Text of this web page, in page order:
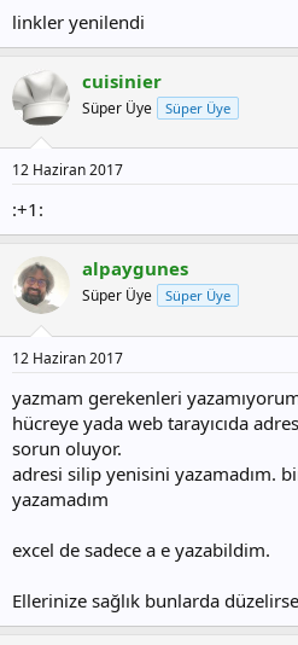
linkler yenilendi
cuisinier
Süper Üye Süper Üye
12 Haziran 2017
:+1:
alpaygunes
Süper Üye Süper Üye
12 Haziran 2017
yazmam gerekenleri
hücreye yada web tarayıcıda
sorun oluyor.
adresi silip yenisini yazamadım.
yazamadım
excel de sadece a e yazabildim.
Ellerinize sağlık bunlarda